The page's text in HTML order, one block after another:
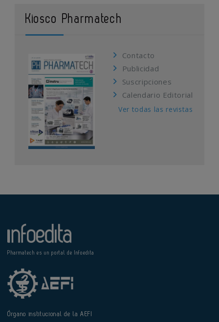
Kiosco Pharmatech
Contacto
Publicidad
Suscripciones
Calendario Editorial
Ver todas las revistas
Pharmatech es un portal de Infoedita
Órgano institucional de la AEFI